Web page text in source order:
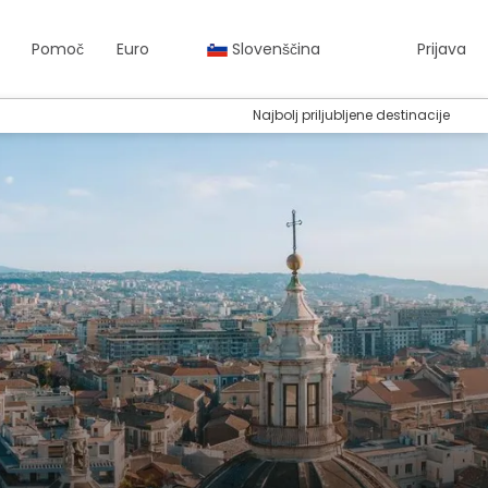
Pomoč Euro Slovenščina Prijava
Najbolj priljubljene destinacije